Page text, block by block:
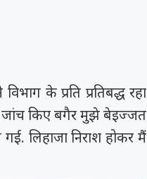
के प्रति प्रतिबद्ध रहा
जांच किए बगैर मुझे बेइज्जत
लिहाजा निराश होकर मैं